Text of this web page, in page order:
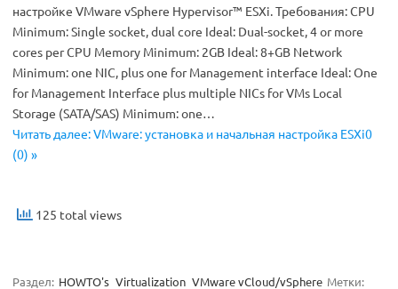
настройке VMware vSphere Hypervisor™ ESXi. Требования: CPU
Minimum: Single socket, dual core Ideal: Dual-socket, 4 or more
cores per CPU Memory Minimum: 2GB Ideal: 8+GB Network
Minimum: one NIC, plus one for Management interface Ideal: One
for Management Interface plus multiple NICs for VMs Local
Storage (SATA/SAS) Minimum: one…
Читать далее: VMware: установка и начальная настройка ESXi0
(0) »
125 total views
Раздел: HOWTO's Virtualization VMware vCloud/vSphere Метки: